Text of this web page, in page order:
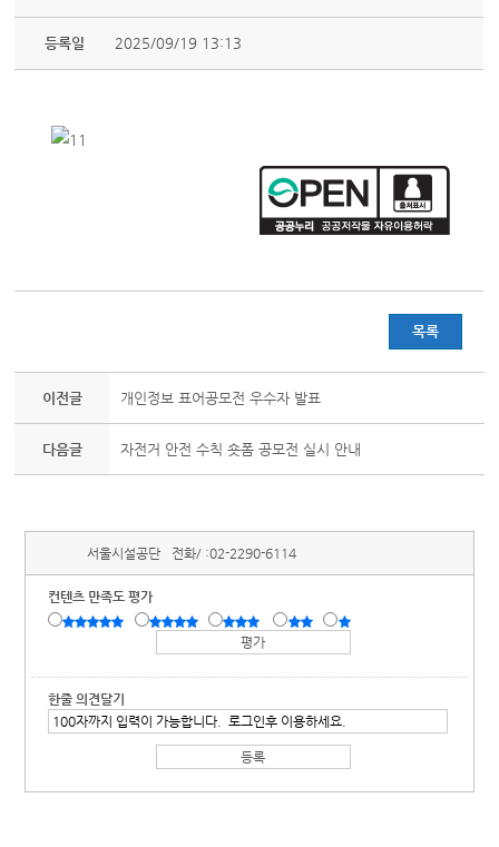
등록일 2025/09/19 13:13
목록
이전글 개인정보 표어공모전 우수자 발표
다음글 자전거 안전 수칙 숏폼 공모전 실시 안내
서울시설공단 전화/ :02-2290-6114
컨텐츠 만족도 평가
한줄 의견달기